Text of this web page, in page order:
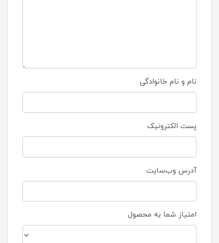
نام و نام خانوادگی
پست الکترونیک
آدرس وب‌سایت
امتیاز شما به محصول